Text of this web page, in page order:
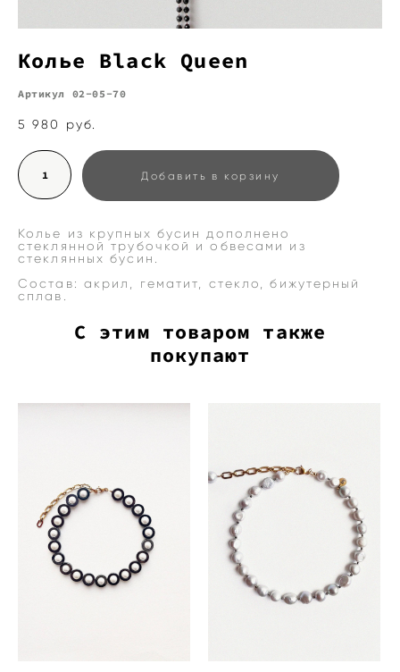
Колье Black Queen
Артикул 02-05-70
5 980 pуб.
Добавить в корзину
Колье из крупных бусин дополнено
стеклянной трубочкой и обвесами из
стеклянных бусин.
Состав: акрил, гематит, стекло, бижутерный
сплав.
С этим товаром также
покупают